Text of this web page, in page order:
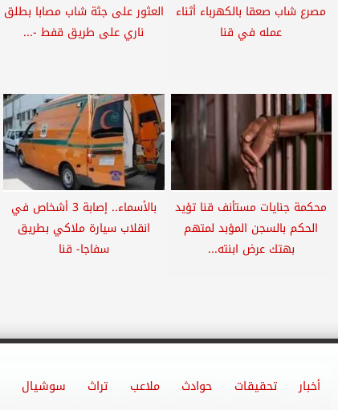
مصرع شاب صعقا بالكهرباء أثناء
عمله في قنا
العثور على جثة شاب مصابا بطلق
ناري على طريق قفط -...
محكمة جنايات مستأنف قنا تؤيد
الحكم بالسجن المؤبد لمتهم
بهتك عرض ابنته...
بالأسماء.. إصابة 3 أشخاص في
انقلاب سيارة ملاكي بطريق
سفاجا- قنا
أخبار تحقيقات حوادث ملاعب تراث سوشيال